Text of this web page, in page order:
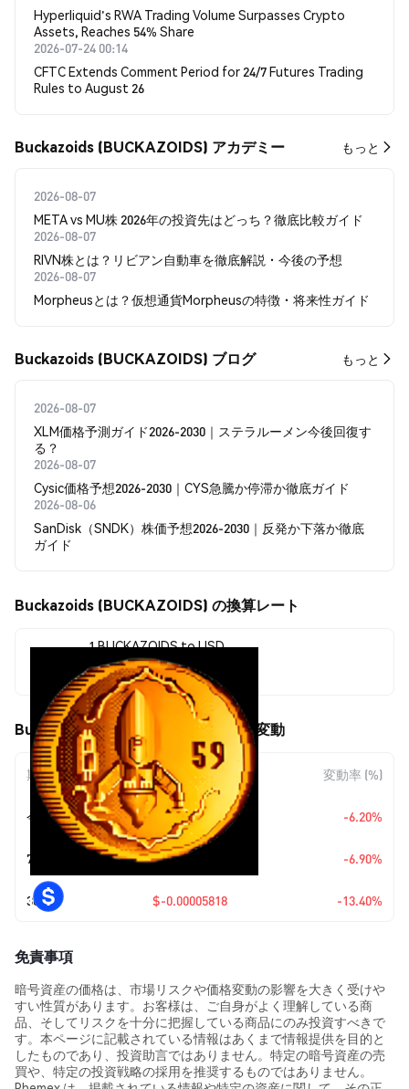
Hyperliquid's RWA Trading Volume Surpasses Crypto
Assets, Reaches 54% Share
2026-07-24 00:14
CFTC Extends Comment Period for 24/7 Futures Trading
Rules to August 26
Buckazoids (BUCKAZOIDS) アカデミー もっと
2026-08-07
META vs MU株 2026年の投資先はどっち？徹底比較ガイド
2026-08-07
RIVN株とは？リビアン自動車を徹底解説・今後の予想
2026-08-07
Morpheusとは？仮想通貨Morpheusの特徴・将来性ガイド
Buckazoids (BUCKAZOIDS) ブログ もっと
2026-08-07
XLM価格予測ガイド2026-2030｜ステラルーメン今後回復す
る？
2026-08-07
Cysic価格予想2026-2030｜CYS急騰か停滞か徹底ガイド
2026-08-06
SanDisk（SNDK）株価予想2026-2030｜反発か下落か徹底
ガイド
Buckazoids (BUCKAZOIDS) の換算レート
1 BUCKAZOIDS to USD
$0.00037599
Buckazoids (BUCKAZOIDS) の価格変動
期間 金額変動 変動率 (%)
今日 $-0.00002485 -6.20%
7日 $-0.00002787 -6.90%
30日 $-0.00005818 -13.40%
免責事項
暗号資産の価格は、市場リスクや価格変動の影響を大きく受けや
すい性質があります。お客様は、ご自身がよく理解している商
品、そしてリスクを十分に把握している商品にのみ投資すべきで
す。本ページに記載されている情報はあくまで情報提供を目的と
したものであり、投資助言ではありません。特定の暗号資産の売
買や、特定の投資戦略の採用を推奨するものではありません。